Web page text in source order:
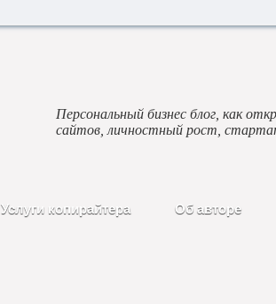
Персональный бизнес блог, как
сайтов, личностный рост,
Услуги копирайтера Об авторе